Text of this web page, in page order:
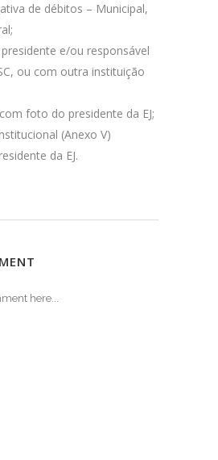
de débitos – Municipal,
e/ou responsável
ou com outra instituição
foto do presidente da EJ;
(Anexo V)
da EJ.